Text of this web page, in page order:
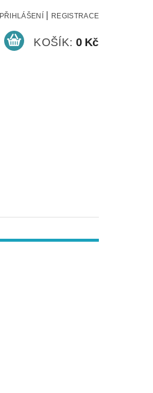
PŘIHLÁŠENÍ REGISTRACE
KOŠÍK: 0 Kč